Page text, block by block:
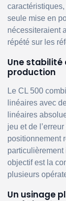
seule mise en
nécessiteraient
répété sur les
Une
production
Le CL 500
linéaires avec
linéaires
jeu et de
positionnement
objectif est la
plusieurs
Un usinage